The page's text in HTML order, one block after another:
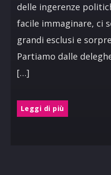
delle ingerenze
facile immaginare, ci
grandi esclusi e
Partiamo dalle
[…]
Leggi di più